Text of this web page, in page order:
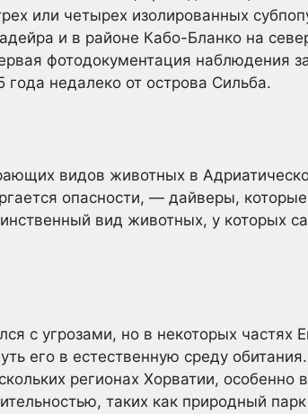
или четырех изолированных
и в районе Кабо-Бланко на
фотодокументация наблюдения
недалеко от острова Сильба.
видов животных в
опасности, — дайверы,
вид животных, у которых
с угрозами, но в некоторых частях
его в естественную среду
регионах Хорватии, особенно
таких как природный